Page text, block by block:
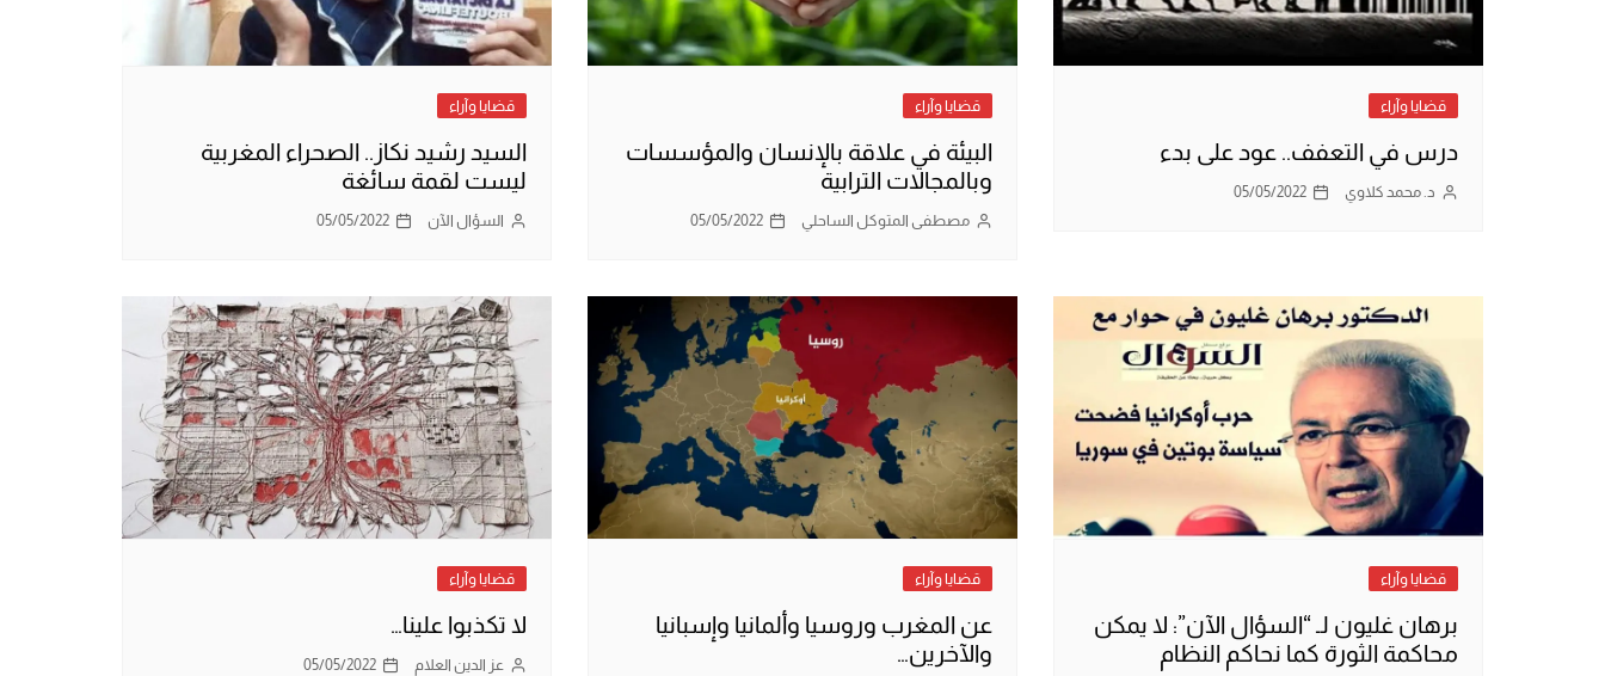
قضايا وآراء
درس في التعفف.. عود على بدء
د. محمد كلاوي 05/05/2022
قضايا وآراء
البيئة في علاقة بالإنسان والمؤسسات
وبالمجالات الترابية
مصطفى المتوكل الساحلي 05/05/2022
قضايا وآراء
السيد رشيد نكاز.. الصحراء المغربية
ليست لقمة سائغة
السؤال الآن 05/05/2022
قضايا وآراء
برهان غليون لـ “السؤال الآن”: لا يمكن
محاكمة الثورة كما نحاكم النظام
قضايا وآراء
عن المغرب وروسيا وألمانيا وإسبانيا
والآخرين…
قضايا وآراء
لا تكذبوا علينا…
عز الدين العلام 05/05/2022